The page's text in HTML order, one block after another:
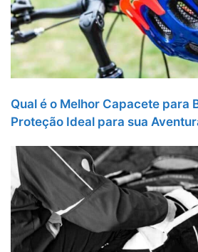
Qual é o Melhor Capacete para
Proteção Ideal para sua